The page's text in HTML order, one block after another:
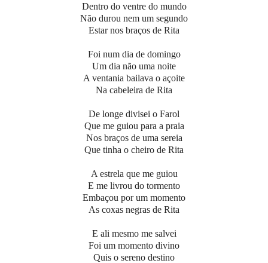
Dentro do ventre do mundo
Não durou nem um segundo
Estar nos braços de Rita
Foi num dia de domingo
Um dia não uma noite
A ventania bailava o açoite
Na cabeleira de Rita
De longe divisei o Farol
Que me guiou para a praia
Nos braços de uma sereia
Que tinha o cheiro de Rita
A estrela que me guiou
E me livrou do tormento
Embaçou por um momento
As coxas negras de Rita
E ali mesmo me salvei
Foi um momento divino
Quis o sereno destino